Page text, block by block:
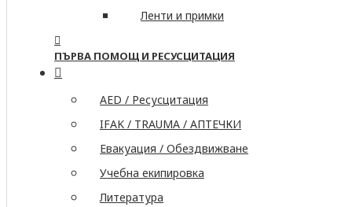
Ленти и примки
ПЪРВА ПОМОЩ И РЕСУСЦИТАЦИЯ
AED / Ресусцитация
IFAK / TRAUMA / АПТЕЧКИ
Евакуация / Обездвижване
Учебна екипировка
Литература